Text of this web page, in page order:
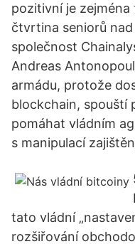
pozitivní je
čtvrtina seniorů
společnost
Andreas
armádu, protože
blockchain, spouští
pomáhat vládním
s manipulací
tato vládní
rozšiřování